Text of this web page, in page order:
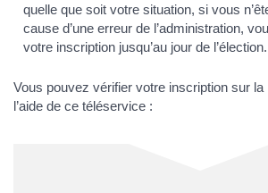
quelle que soit votre situation, si vous
cause d’une erreur de l’administration,
votre inscription jusqu’au jour de l’élection.
Vous pouvez vérifier votre inscription sur la
l’aide de ce téléservice :